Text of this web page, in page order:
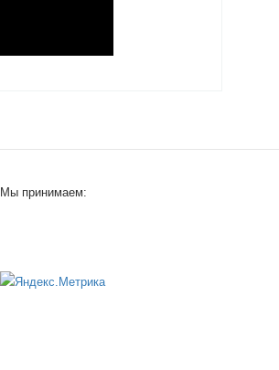
Мы принимаем: